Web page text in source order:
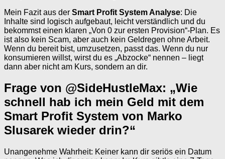
Mein Fazit aus der Smart Profit System Analyse: Die
Inhalte sind logisch aufgebaut, leicht verständlich und du
bekommst einen klaren „Von 0 zur ersten Provision“-Plan. Es
ist also kein Scam, aber auch kein Geldregen ohne Arbeit.
Wenn du bereit bist, umzusetzen, passt das. Wenn du nur
konsumieren willst, wirst du es „Abzocke“ nennen – liegt
dann aber nicht am Kurs, sondern an dir.
Frage von @SideHustleMax: „Wie
schnell hab ich mein Geld mit dem
Smart Profit System von Marko
Slusarek wieder drin?“
Unangenehme Wahrheit: Keiner kann dir seriös ein Datum